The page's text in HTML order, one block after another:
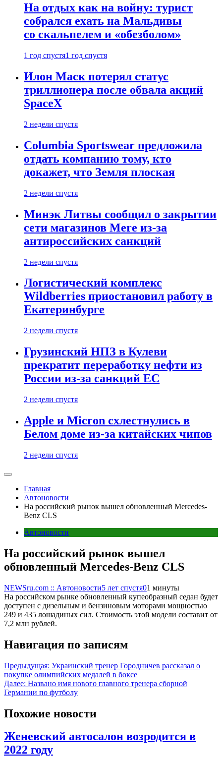
На отдых как на войну: турист
собрался ехать на Мальдивы
со скальпелем и «обезболом»
1 год спустя1 год спустя
Илон Маск потерял статус
триллионера после обвала акций
SpaceX
2 недели спустя
Columbia Sportswear предложила
отдать компанию тому, кто
докажет, что Земля плоская
2 недели спустя
Минэк Литвы сообщил о закрытии
сети магазинов Mere из-за
антироссийских санкций
2 недели спустя
Логистический комплекс
Wildberries приостановил работу в
Екатеринбурге
2 недели спустя
Грузинский НПЗ в Кулеви
прекратит переработку нефти из
России из-за санкций ЕС
2 недели спустя
Apple и Micron схлестнулись в
Белом доме из-за китайских чипов
2 недели спустя
Главная
Автоновости
На российский рынок вышел обновленный Mercedes-
Benz CLS
Автоновости
На российский рынок вышел
обновленный Mercedes-Benz CLS
NEWSru.com :: Автоновости5 лет спустя01 минуты
На российском рынке обновленный купеобразный седан будет
доступен с дизельным и бензиновым моторами мощностью
249 и 435 лошадиных сил. Стоимость этой модели составит от
7,2 млн рублей.
Навигация по записям
Предыдущая: Украинский тренер Городничев рассказал о
покупке олимпийских медалей в боксе
Далее: Названо имя нового главного тренера сборной
Германии по футболу
Похожие новости
Женевский автосалон возродится в
2022 году